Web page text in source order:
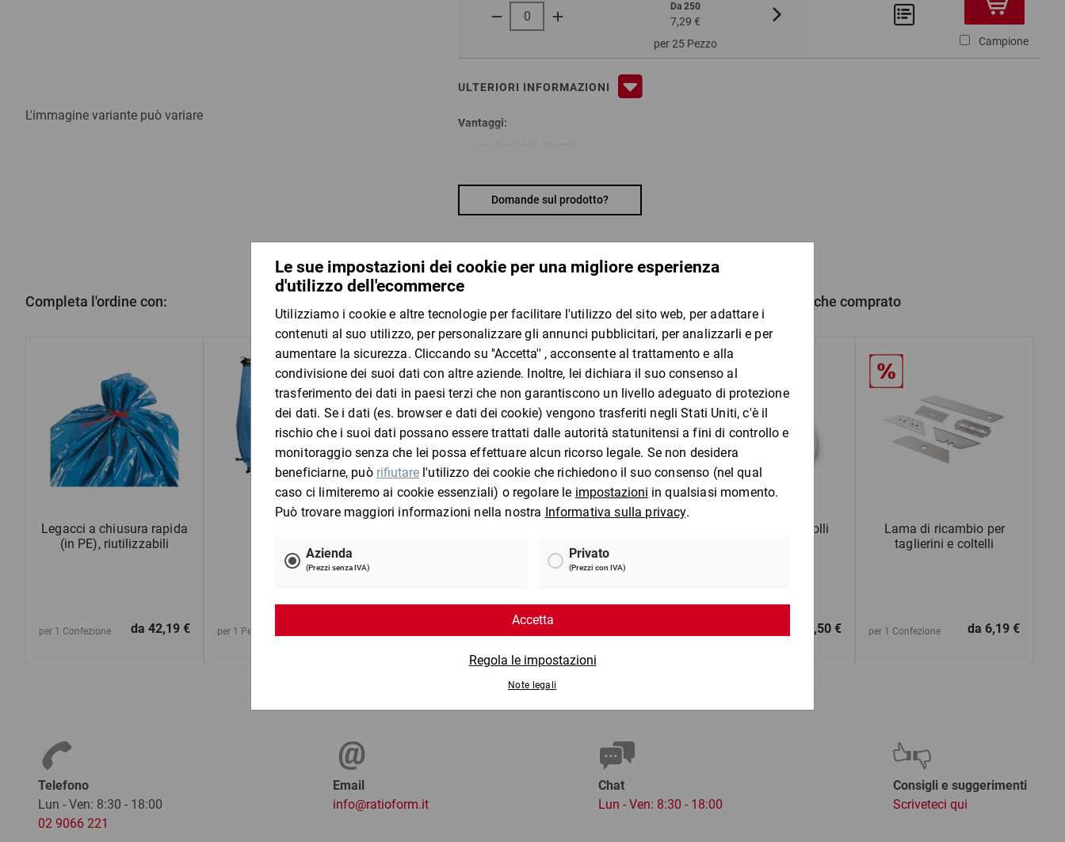
L'immagine variante può variare
Da 250
7,29 €
Da 2500
6,53 €
per 25 Pezzo
Campione
ULTERIORI INFORMAZIONI
Vantaggi:
Materiale:
100% rigenerato da rifiuti post-consumo, spessore: 25 µ
Domande sul prodotto?
Completa l'ordine con:
Legacci a chiusura rapida
(in PE), riutilizzabili
per 1 Confezione da 42,19 € per 1 Pezzo
I clienti che hanno visto questo prodotto hanno anche comprato
Pesalettere e pesacolli
160,50 €
Lama di ricambio per
taglierini e coltelli
per 1 Confezione da 6,19 €
Telefono
Lun - Ven: 8:30 - 18:00
02 9066 221
Email
info@ratioform.it
Chat
Lun - Ven: 8:30 - 18:00
Consigli e suggerimenti
Scriveteci qui